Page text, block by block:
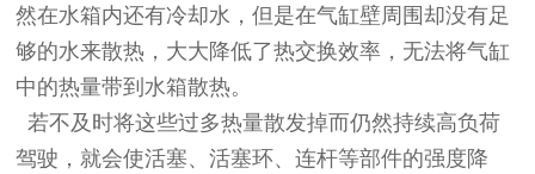
然在水箱内还有冷却水，但是在气缸壁周围却没有足
够的水来散热，大大降低了热交换效率，无法将气缸
中的热量带到水箱散热。
若不及时将这些过多热量散发掉而仍然持续高负荷
驾驶，就会使活塞、活塞环、连杆等部件的强度降